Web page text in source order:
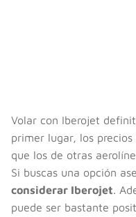
Volar con Iberojet
primer lugar, los
que los de otras
Si buscas una opción
considerar Iberojet.
puede ser bastante